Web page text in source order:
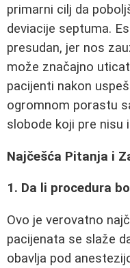
primarni cilj da
deviacije septuma.
presudan, jer nos
može značajno
pacijenti nakon
ogromnom porastu
slobode koji pre nisu
Najčešća Pitanja i
1. Da li procedura
Ovo je verovatno
pacijenata se slaže
obavlja pod